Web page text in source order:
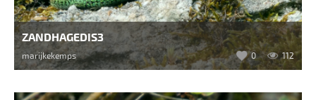
ZANDHAGEDIS3
marijkekemps 0 112